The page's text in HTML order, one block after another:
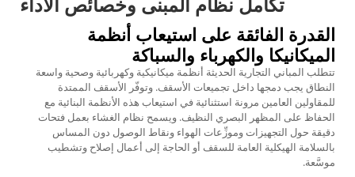
القدرة الفائقة على استيعاب أنظمة
الميكانيكا والكهرباء والسباكة
تتطلب المباني التجارية الحديثة أنظمة ميكانيكية وكهربائية وصحية واسعة
النطاق يجب دمجها داخل تجميعات الأسقف. وتوفّر الأسقف الممتدة
للمقاولين العامين مرونة استثنائية في استيعاب هذه الأنظمة البنائية مع
الحفاظ على المظهر البصري النظيف. ويسمح نظام الغشاء بعمل فتحات
دقيقة حول التجهيزات وموزِّعات الهواء ونقاط الوصول دون المساس
بالسلامة الهيكلية العامة للسقف أو الحاجة إلى أعمال إصلاح وتشطيب
موسَّعة.